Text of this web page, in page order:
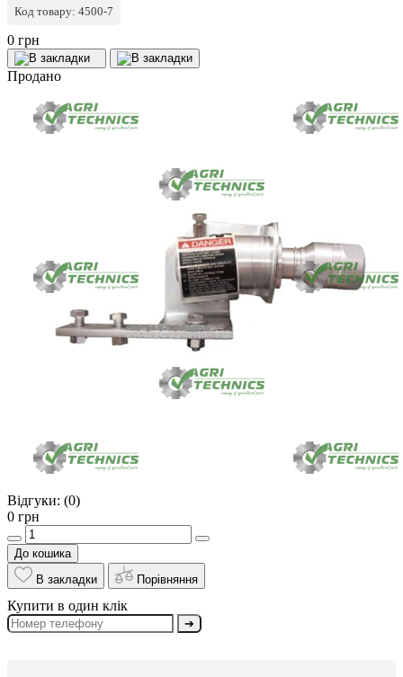
Код товару: 4500-7
0 грн
Продано
Відгуки: (0)
0 грн
До кошика
В закладки
Порівняння
Купити в один клік
➔